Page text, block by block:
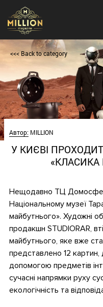
<<< Back to category
Автор:MILLION
У КИЄВІ
Нещодавно ТЦ
Національному музеї
майбутнього». Художні
продакшн STUDIORAR,
майбутнього, яке вже
представлено 12
допомогою предметів
сучасні напрямки руху
екологічність та